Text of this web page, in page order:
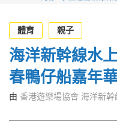
EN
體育
親子
海洋新幹線水
春鴨仔船嘉年
由 香港遊樂場協會 海洋新幹